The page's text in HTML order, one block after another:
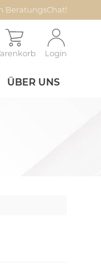
BeratungsChat!
Login
ÜBER UNS